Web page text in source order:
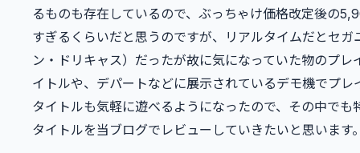
るものも存在しているので、ぶっちゃけ価格改定後の
すぎるくらいだと思うのですが、リアルタイムだとセガ
ン・ドリキャス）だったが故に気になっていた物のプレ
イトルや、デパートなどに展示されているデモ機でプレ
タイトルも気軽に遊べるようになったので、その中でも
タイトルを当ブログでレビューしていきたいと思います